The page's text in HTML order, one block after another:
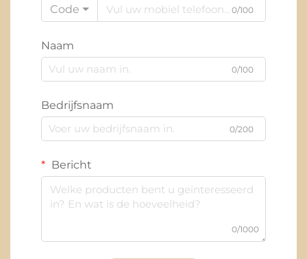
Code
0/100
Naam
0/100
Bedrijfsnaam
0/200
Bericht
0/1000